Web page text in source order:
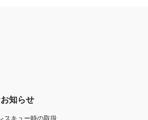
知らせ